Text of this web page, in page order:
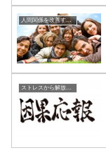
人間関係を改善する方法